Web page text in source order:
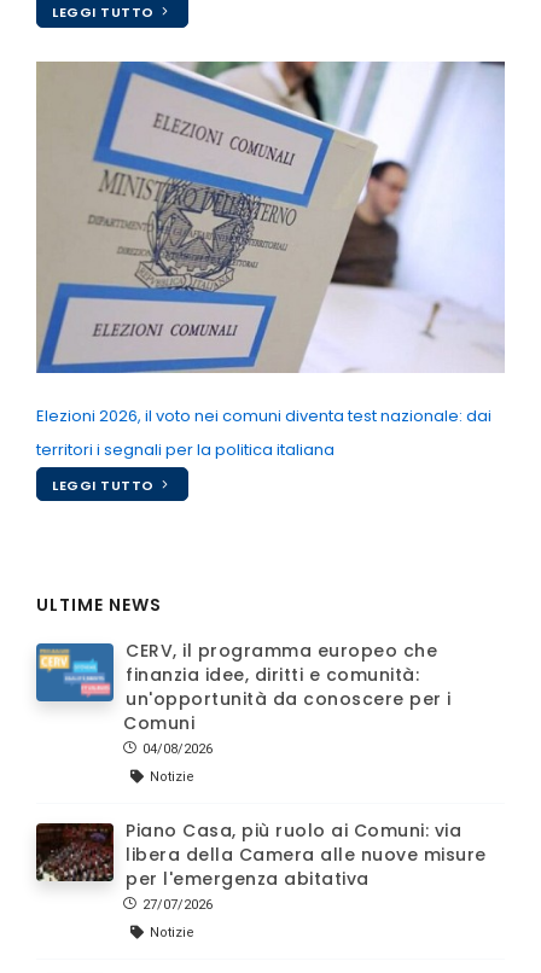
LEGGI TUTTO
Elezioni 2026, il voto nei comuni diventa test nazionale: dai
territori i segnali per la politica italiana
LEGGI TUTTO
ULTIME NEWS
CERV, il programma europeo che
finanzia idee, diritti e comunità:
un'opportunità da conoscere per i
Comuni
04/08/2026
Notizie
Piano Casa, più ruolo ai Comuni: via
libera della Camera alle nuove misure
per l'emergenza abitativa
27/07/2026
Notizie